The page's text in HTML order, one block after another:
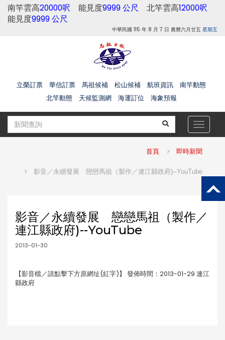
南竿雲高20000呎 能見度9999 公尺 北竿雲高12000呎
能見度9999 公尺
中華民國 115 年 8 月 7 日 農曆六月廿五 星期五
立榮訂票 華信訂票 馬祖候補 松山候補 航班資訊
南竿動態
北竿動態
天候監測網 海運訂位 海象預報
Toggle
首頁 即時新聞
影音／永續發展 戀戀馬祖（製作／連江縣政府)--YouTube
影音／永續發展 戀戀馬祖（製作／
連江縣政府)--YouTube
2013-01-30
【影音檔／請點擊下方原網址(紅字)】 發佈時間：2013-01-29 連江
縣政府